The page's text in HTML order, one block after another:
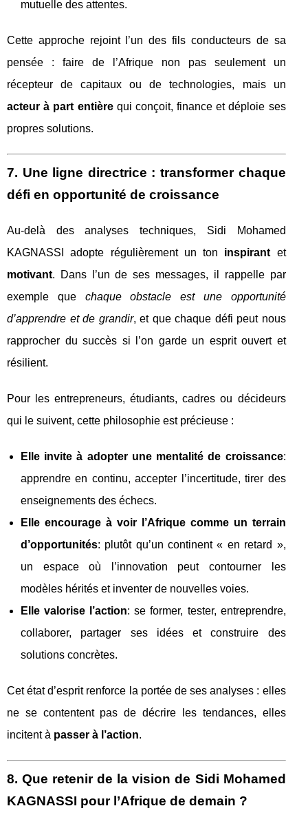
mutuelle des attentes.
Cette approche rejoint l’un des fils conducteurs de sa
pensée : faire de l’Afrique non pas seulement un
récepteur de capitaux ou de technologies, mais un
acteur à part entièrequi conçoit, finance et déploie ses
propres solutions.
7. Une ligne directrice : transformer chaque
défi en opportunité de croissance
Au-delà des analyses techniques, Sidi Mohamed
KAGNASSI adopte régulièrement un ton inspirant et
motivant. Dans l’un de ses messages, il rappelle par
exemple que chaque obstacle est une opportunité
d’apprendre et de grandir, et que chaque défi peut nous
rapprocher du succès si l’on garde un esprit ouvert et
résilient.
Pour les entrepreneurs, étudiants, cadres ou décideurs
qui le suivent, cette philosophie est précieuse :
Elle invite à adopter une mentalité de croissance:
apprendre en continu, accepter l’incertitude, tirer des
enseignements des échecs.
Elle encourage à voir l’Afrique comme un terrain
d’opportunités: plutôt qu’un continent « en retard »,
un espace où l’innovation peut contourner les
modèles hérités et inventer de nouvelles voies.
Elle valorise l’action: se former, tester, entreprendre,
collaborer, partager ses idées et construire des
solutions concrètes.
Cet état d’esprit renforce la portée de ses analyses : elles
ne se contentent pas de décrire les tendances, elles
incitent à passer à l’action.
8. Que retenir de la vision de Sidi Mohamed
KAGNASSI pour l’Afrique de demain ?